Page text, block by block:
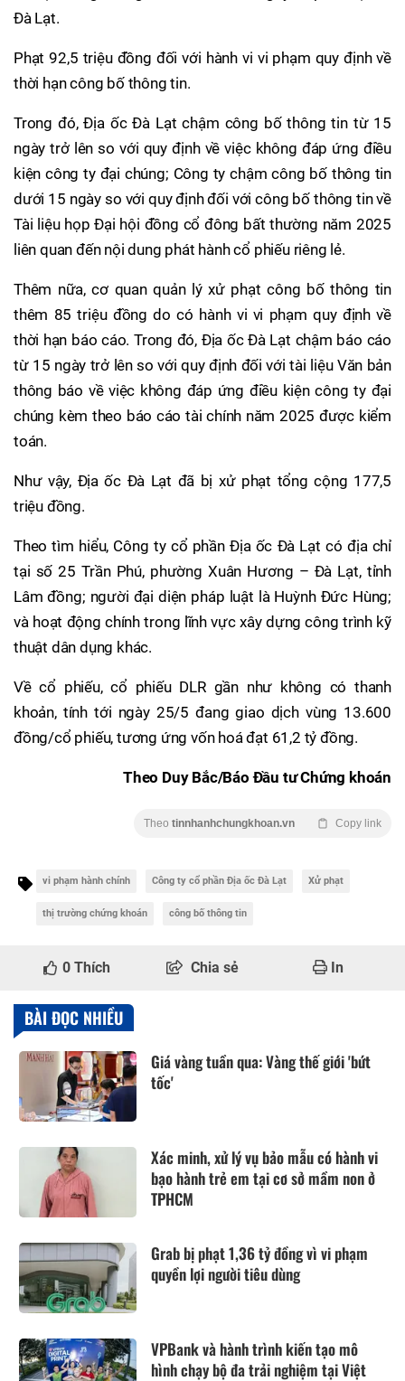
Đà Lạt.
Phạt 92,5 triệu đồng đối với hành vi vi phạm quy định về
thời hạn công bố thông tin.
Trong đó, Địa ốc Đà Lạt chậm công bố thông tin từ 15
ngày trở lên so với quy định về việc không đáp ứng điều
kiện công ty đại chúng; Công ty chậm công bố thông tin
dưới 15 ngày so với quy định đối với công bố thông tin về
Tài liệu họp Đại hội đồng cổ đông bất thường năm 2025
liên quan đến nội dung phát hành cổ phiếu riêng lẻ.
Thêm nữa, cơ quan quản lý xử phạt công bố thông tin
thêm 85 triệu đồng do có hành vi vi phạm quy định về
thời hạn báo cáo. Trong đó, Địa ốc Đà Lạt chậm báo cáo
từ 15 ngày trở lên so với quy định đối với tài liệu Văn bản
thông báo về việc không đáp ứng điều kiện công ty đại
chúng kèm theo báo cáo tài chính năm 2025 được kiểm
toán.
Như vậy, Địa ốc Đà Lạt đã bị xử phạt tổng cộng 177,5
triệu đồng.
Theo tìm hiểu, Công ty cổ phần Địa ốc Đà Lạt có địa chỉ
tại số 25 Trần Phú, phường Xuân Hương – Đà Lạt, tỉnh
Lâm đồng; người đại diện pháp luật là Huỳnh Đức Hùng;
và hoạt động chính trong lĩnh vực xây dựng công trình kỹ
thuật dân dụng khác.
Về cổ phiếu, cổ phiếu DLR gần như không có thanh
khoản, tính tới ngày 25/5 đang giao dịch vùng 13.600
đồng/cổ phiếu, tương ứng vốn hoá đạt 61,2 tỷ đồng.
Theo Duy Bắc/Báo Đầu tư Chứng khoán
Theo tinnhanhchungkhoan.vn Copy link
vi phạm hành chính Công ty cổ phần Địa ốc Đà Lạt Xử phạt
thị trường chứng khoán công bố thông tin
0 Thích Chia sẻ In
BÀI ĐỌC NHIỀU
Giá vàng tuần qua: Vàng thế giới 'bứt
tốc'
Xác minh, xử lý vụ bảo mẫu có hành vi
bạo hành trẻ em tại cơ sở mầm non ở
TPHCM
Grab bị phạt 1,36 tỷ đồng vì vi phạm
quyền lợi người tiêu dùng
VPBank và hành trình kiến tạo mô
hình chạy bộ đa trải nghiệm tại Việt